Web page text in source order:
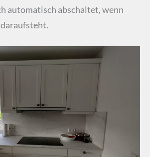
automatisch abschaltet, wenn